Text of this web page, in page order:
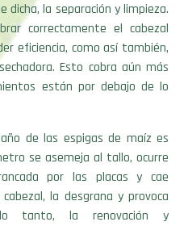
la separación y limpieza.
correctamente el cabezal
eficiencia, como así también,
Esto cobra aún más
están por debajo de lo
de las espigas de maíz es
se asemeja al tallo, ocurre
por las placas y cae
la desgrana y provoca
lo tanto, la renovación y